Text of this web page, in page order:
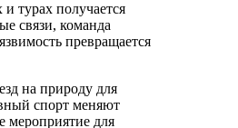
турах получается
связи, команда
превращается